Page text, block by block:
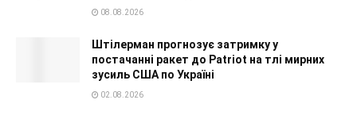
08.08.2026
Штілерман прогнозує затримку у
постачанні ракет до Patriot на тлі мирних
зусиль США по Україні
02.08.2026